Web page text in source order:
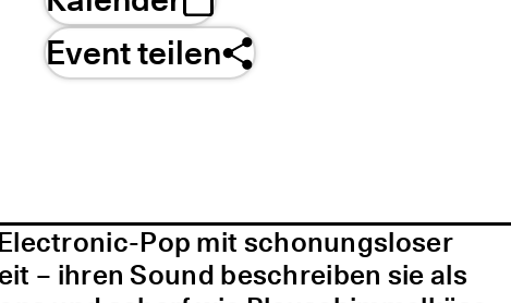
Event teilen
Pop mit schonungsloser
– ihren Sound beschreiben sie als